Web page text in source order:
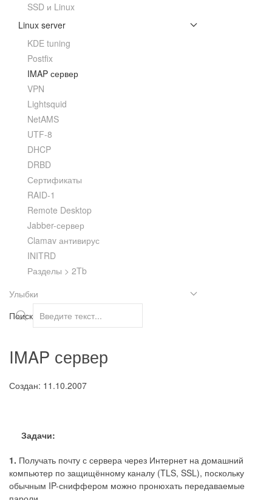
IMAP сервер
Создан: 11.10.2007
Задачи:
1. Получать почту с сервера через Интернет на домашний
компьютер по защищённому каналу (TLS, SSL), поскольку
обычным IP-сниффером можно пронюхать передаваемые
SSD и Linux
Linux server
KDE tuning
Postfix
IMAP сервер
VPN
Lightsquid
NetAMS
UTF-8
DHCP
DRBD
Сертификаты
RAID-1
Remote Desktop
Jabber-сервер
Clamav антивирус
INITRD
Разделы > 2Tb
Улыбки
Поиск